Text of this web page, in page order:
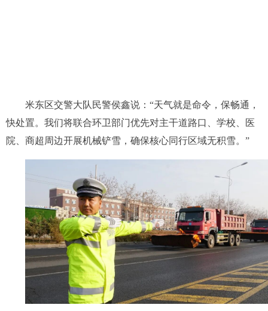
米东区交警大队民警侯鑫说：“天气就是命令，保畅通，
快处置。我们将联合环卫部门优先对主干道路口、学校、医
院、商超周边开展机械铲雪，确保核心同行区域无积雪。”